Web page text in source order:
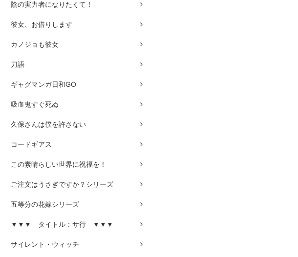
陰の実力者になりたくて！
彼女、お借りします
カノジョも彼女
刀語
ギャグマンガ日和GO
吸血鬼すぐ死ぬ
久保さんは僕を許さない
コードギアス
この素晴らしい世界に祝福を！
ご注文はうさぎですか？シリーズ
五等分の花嫁シリーズ
▼▼▼ タイトル：サ行 ▼▼▼
サイレント・ウィッチ